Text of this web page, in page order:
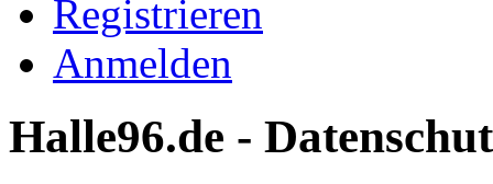
Registrieren
Anmelden
Halle96.de -